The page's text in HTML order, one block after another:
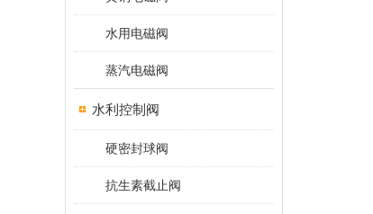
水用电磁阀
蒸汽电磁阀
水利控制阀
硬密封球阀
抗生素截止阀